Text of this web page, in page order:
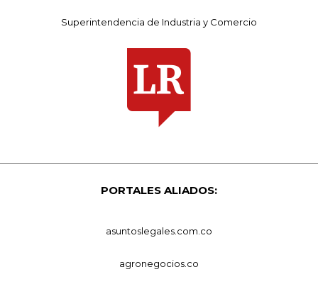
Superintendencia de Industria y Comercio
PORTALES ALIADOS:
asuntoslegales.com.co
agronegocios.co